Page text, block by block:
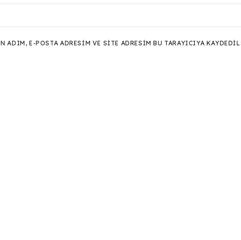
E-POSTA ADRESIM VE SITE ADRESIM BU TARAYICIYA